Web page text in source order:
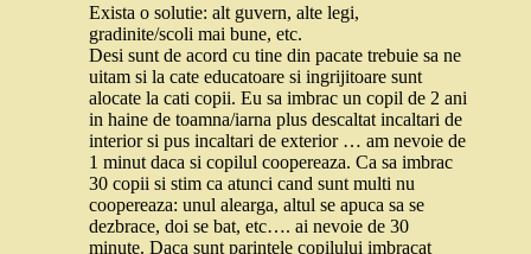
Exista o solutie: alt guvern, alte legi,
gradinite/scoli mai bune, etc.
Desi sunt de acord cu tine din pacate trebuie sa ne
uitam si la cate educatoare si ingrijitoare sunt
alocate la cati copii. Eu sa imbrac un copil de 2 ani
in haine de toamna/iarna plus descaltat incaltari de
interior si pus incaltari de exterior … am nevoie de
1 minut daca si copilul coopereaza. Ca sa imbrac
30 copii si stim ca atunci cand sunt multi nu
coopereaza: unul alearga, altul se apuca sa se
dezbrace, doi se bat, etc…. ai nevoie de 30
minute. Daca sunt parintele copilului imbracat